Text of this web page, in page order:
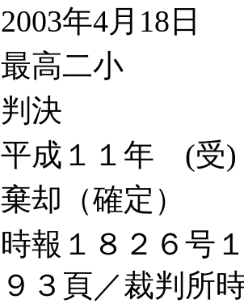
2003年4月18日
最高二小
判決
平成１１年 (
棄却（確定）
時報１８２６号
９３頁／裁判所